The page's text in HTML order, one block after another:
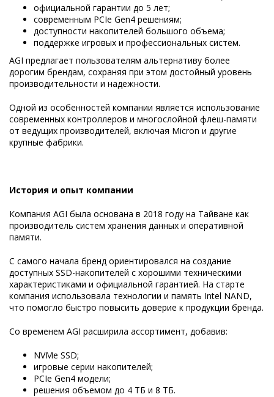
официальной гарантии до 5 лет;
современным PCIe Gen4 решениям;
доступности накопителей большого объема;
поддержке игровых и профессиональных систем.
AGI предлагает пользователям альтернативу более
дорогим брендам, сохраняя при этом достойный уровень
производительности и надежности.
Одной из особенностей компании является использование
современных контроллеров и многослойной флеш-памяти
от ведущих производителей, включая Micron и другие
крупные фабрики.
История и опыт компании
Компания AGI была основана в 2018 году на Тайване как
производитель систем хранения данных и оперативной
памяти.
С самого начала бренд ориентировался на создание
доступных SSD-накопителей с хорошими техническими
характеристиками и официальной гарантией. На старте
компания использовала технологии и память Intel NAND,
что помогло быстро повысить доверие к продукции бренда.
Со временем AGI расширила ассортимент, добавив:
NVMe SSD;
игровые серии накопителей;
PCIe Gen4 модели;
решения объемом до 4 ТБ и 8 ТБ.